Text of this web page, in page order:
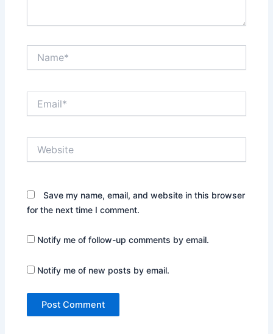
Save my name, email, and website in this browser
for the next time I comment.
Notify me of follow-up comments by email.
Notify me of new posts by email.